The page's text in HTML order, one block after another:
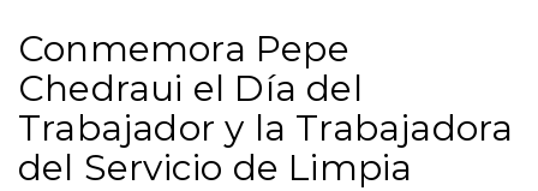
Conmemora Pepe
Chedraui el Día del
Trabajador y la Trabajadora
del Servicio de Limpia